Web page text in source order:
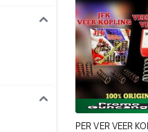
PER VER VEER